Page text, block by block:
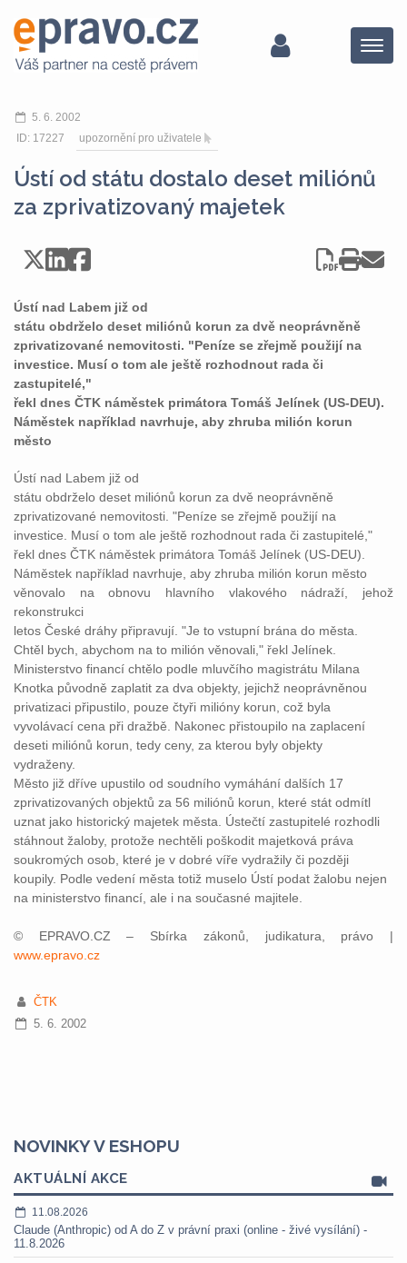
Menu
5. 6. 2002
ID: 17227
upozornění pro uživatele
Ústí od státu dostalo deset miliónů
za zprivatizovaný majetek
Ústí nad Labem již od
státu obdrželo deset miliónů korun za dvě neoprávněně
zprivatizované nemovitosti. "Peníze se zřejmě použijí na
investice. Musí o tom ale ještě rozhodnout rada či
zastupitelé,"
řekl dnes ČTK náměstek primátora Tomáš Jelínek (US-DEU).
Náměstek například navrhuje, aby zhruba milión korun
město
Ústí nad Labem již od
státu obdrželo deset miliónů korun za dvě neoprávněně
zprivatizované nemovitosti. "Peníze se zřejmě použijí na
investice. Musí o tom ale ještě rozhodnout rada či zastupitelé,"
řekl dnes ČTK náměstek primátora Tomáš Jelínek (US-DEU).
Náměstek například navrhuje, aby zhruba milión korun město
věnovalo na obnovu hlavního vlakového nádraží, jehož
rekonstrukci
letos České dráhy připravují. "Je to vstupní brána do města.
Chtěl bych, abychom na to milión věnovali," řekl Jelínek.
Ministerstvo financí chtělo podle mluvčího magistrátu Milana
Knotka původně zaplatit za dva objekty, jejichž neoprávněnou
privatizaci připustilo, pouze čtyři milióny korun, což byla
vyvolávací cena při dražbě. Nakonec přistoupilo na zaplacení
deseti miliónů korun, tedy ceny, za kterou byly objekty
vydraženy.
Město již dříve upustilo od soudního vymáhání dalších 17
zprivatizovaných objektů za 56 miliónů korun, které stát odmítl
uznat jako historický majetek města. Ústečtí zastupitelé rozhodli
stáhnout žaloby, protože nechtěli poškodit majetková práva
soukromých osob, které je v dobré víře vydražily či později
koupily. Podle vedení města totiž muselo Ústí podat žalobu nejen
na ministerstvo financí, ale i na současné majitele.
© EPRAVO.CZ – Sbírka zákonů, judikatura, právo |
www.epravo.cz
ČTK
5. 6. 2002
NOVINKY V ESHOPU
AKTUÁLNÍ AKCE
11.08.2026
Claude (Anthropic) od A do Z v právní praxi (online - živé vysílání) -
11.8.2026